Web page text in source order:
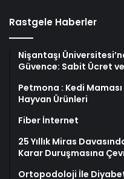
Rastgele Haberler
Nişantaşı
Güvence: Sabit Ücret
Petmona : Kedi
Hayvan Ürünleri
Fiber İnternet
25 Yıllık Miras
Karar Duruşmasına
Ortopodoloji İle